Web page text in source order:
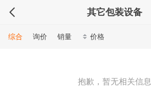
其它包装设备
综合 询价 销量 价格
抱歉，暂无相关信息